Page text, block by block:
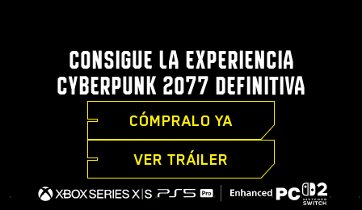
CONSIGUE LA EXPERIENCIA
CYBERPUNK 2077 DEFINITIVA
CÓMPRALO YA
VER TRÁILER